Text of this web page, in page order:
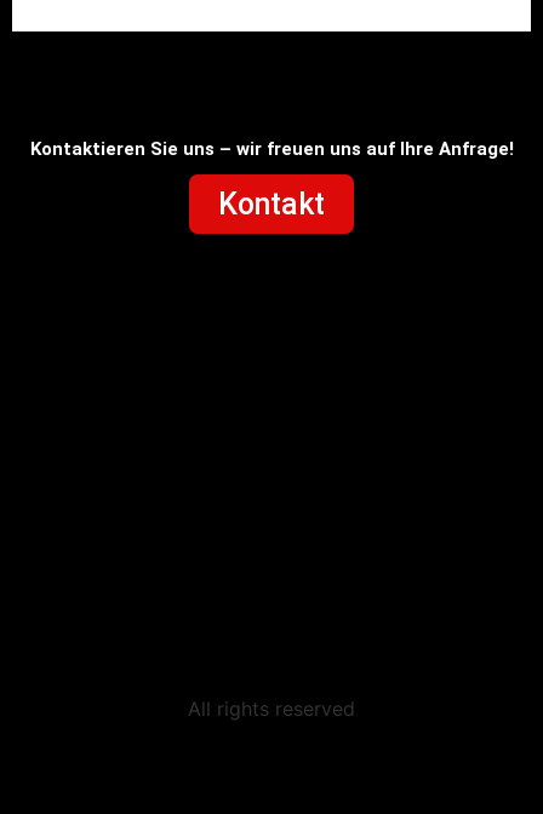
Kontaktieren Sie uns – wir freuen uns auf Ihre Anfrage!
Kontakt
All rights reserved